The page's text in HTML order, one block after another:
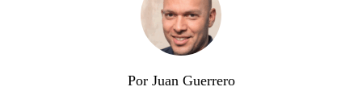
Por Juan Guerrero